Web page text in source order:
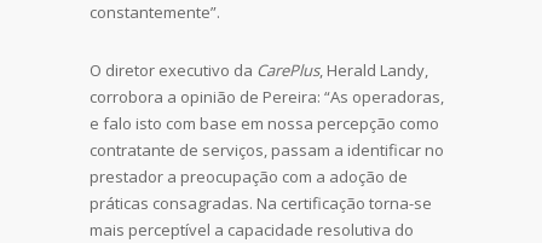
constantemente”.
O diretor executivo da CarePlus, Herald Landy,
corrobora a opinião de Pereira: “As operadoras,
e falo isto com base em nossa percepção como
contratante de serviços, passam a identificar no
prestador a preocupação com a adoção de
práticas consagradas. Na certificação torna-se
mais perceptível a capacidade resolutiva do